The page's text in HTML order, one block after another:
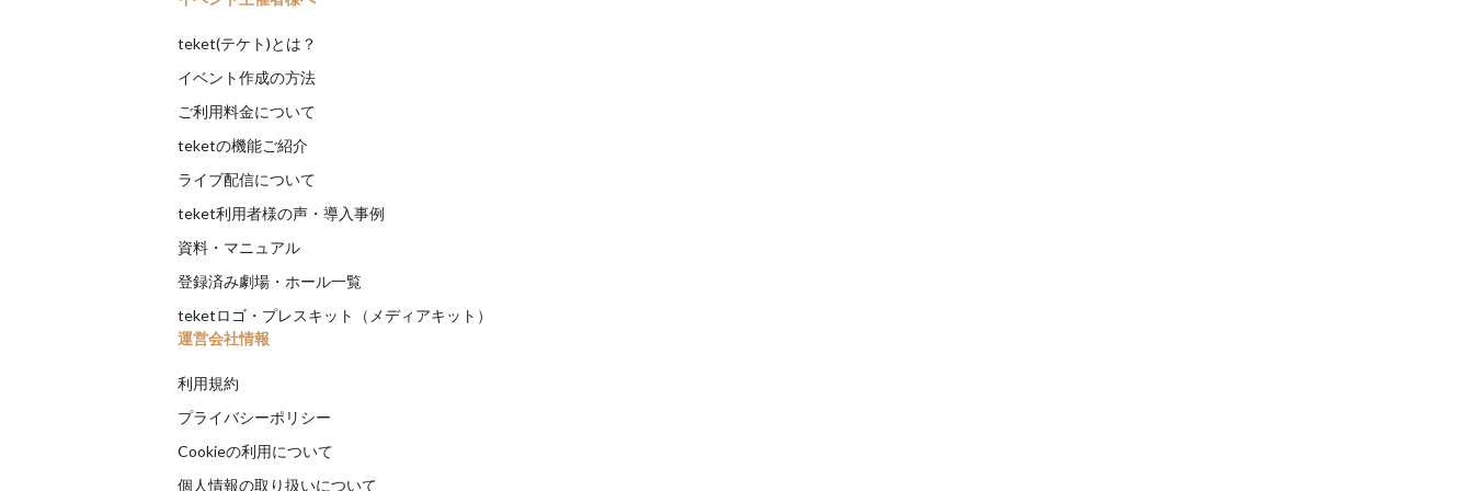
teket(テケト)とは？
イベント作成の方法
ご利用料金について
teketの機能ご紹介
ライブ配信について
teket利用者様の声・導入事例
資料・マニュアル
登録済み劇場・ホール一覧
teketロゴ・プレスキット（メディアキット）
運営会社情報
利用規約
プライバシーポリシー
Cookieの利用について
個人情報の取り扱いについて